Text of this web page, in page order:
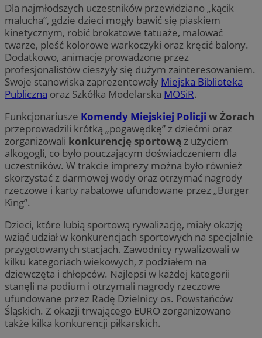
Dla najmłodszych uczestników przewidziano „kącik
malucha”, gdzie dzieci mogły bawić się piaskiem
kinetycznym, robić brokatowe tatuaże, malować
twarze, pleść kolorowe warkoczyki oraz kręcić balony.
Dodatkowo, animacje prowadzone przez
profesjonalistów cieszyły się dużym zainteresowaniem.
Swoje stanowiska zaprezentowały Miejska Biblioteka
Publiczna oraz Szkółka Modelarska MOSiR.
Funkcjonariusze Komendy Miejskiej Policji w Żorach
przeprowadzili krótką „pogawędkę” z dziećmi oraz
zorganizowali konkurencję sportową z użyciem
alkogogli, co było pouczającym doświadczeniem dla
uczestników. W trakcie imprezy można było również
skorzystać z darmowej wody oraz otrzymać nagrody
rzeczowe i karty rabatowe ufundowane przez „Burger
King”.
Dzieci, które lubią sportową rywalizację, miały okazję
wziąć udział w konkurencjach sportowych na specjalnie
przygotowanych stacjach. Zawodnicy rywalizowali w
kilku kategoriach wiekowych, z podziałem na
dziewczęta i chłopców. Najlepsi w każdej kategorii
stanęli na podium i otrzymali nagrody rzeczowe
ufundowane przez Radę Dzielnicy os. Powstańców
Śląskich. Z okazji trwającego EURO zorganizowano
także kilka konkurencji piłkarskich.